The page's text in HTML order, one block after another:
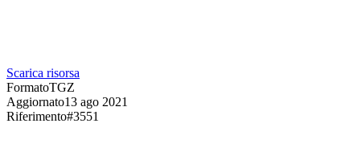
Scarica risorsa
FormatoTGZ
Aggiornato13 ago 2021
Riferimento#3551